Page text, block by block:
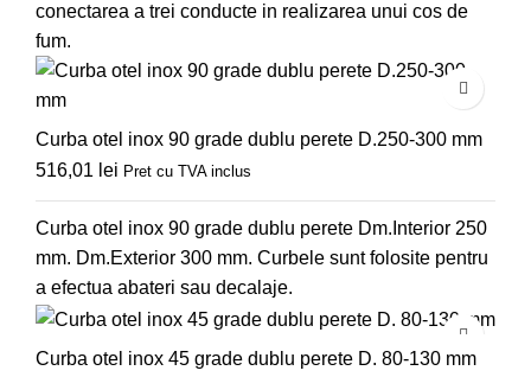
conectarea a trei conducte in realizarea unui cos de
fum.
Curba otel inox 90 grade dublu perete D.250-300 mm
516,01 lei Pret cu TVA inclus
Curba otel inox 90 grade dublu perete Dm.Interior 250
mm. Dm.Exterior 300 mm. Curbele sunt folosite pentru
a efectua abateri sau decalaje.
Curba otel inox 45 grade dublu perete D. 80-130 mm